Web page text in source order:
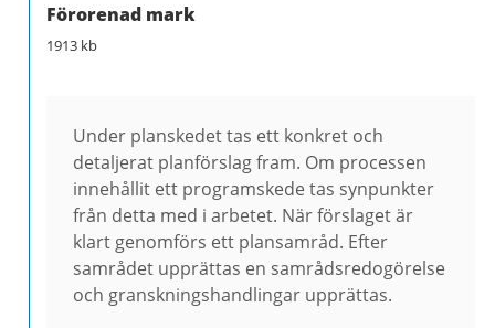
Förorenad mark
1913 kb
Under planskedet tas ett konkret och
detaljerat planförslag fram. Om processen
innehållit ett programskede tas synpunkter
från detta med i arbetet. När förslaget är
klart genomförs ett plansamråd. Efter
samrådet upprättas en samrådsredogörelse
och granskningshandlingar upprättas.